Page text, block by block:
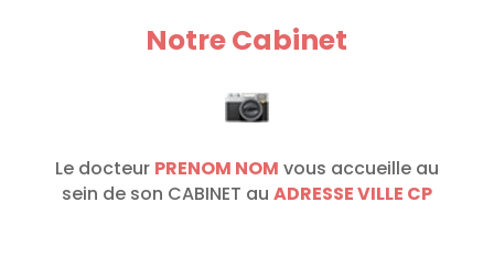
Notre Cabinet
Le docteur PRENOM NOM vous accueille au
sein de son CABINET au ADRESSE VILLE CP